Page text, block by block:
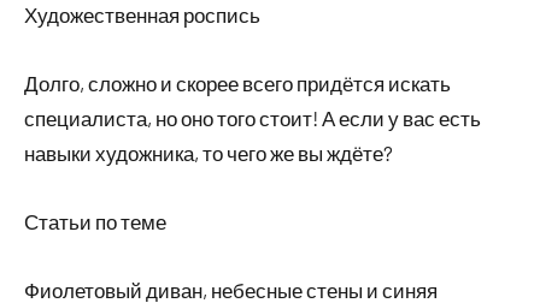
Художественная роспись
Долго, сложно и скорее всего придётся искать
специалиста, но оно того стоит! А если у вас есть
навыки художника, то чего же вы ждёте?
Статьи по теме
Фиолетовый диван, небесные стены и синяя